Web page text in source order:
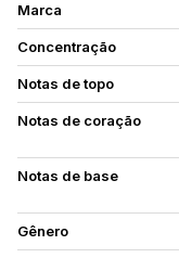
Marca
Concentração
Notas de topo
Notas de coração
Notas de base
Gênero